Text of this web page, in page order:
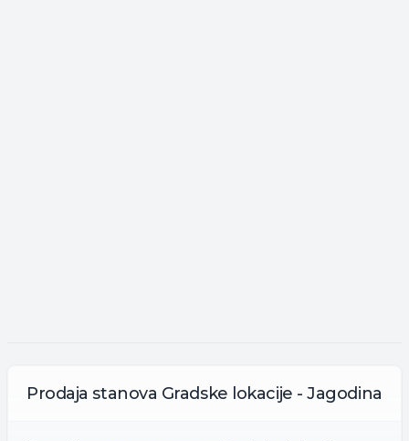
Prodaja stanova Gradske lokacije - Jagodina